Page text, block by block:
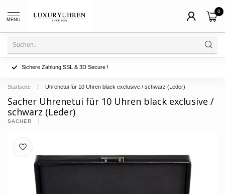
MENU
0
Sichere Zahlung SSL & 3D Secure !
Startseite / Uhrenetui für 10 Uhren black exclusive / schwarz (Leder)
Sacher Uhrenetui für 10 Uhren black exclusive /
schwarz (Leder)
SACHER